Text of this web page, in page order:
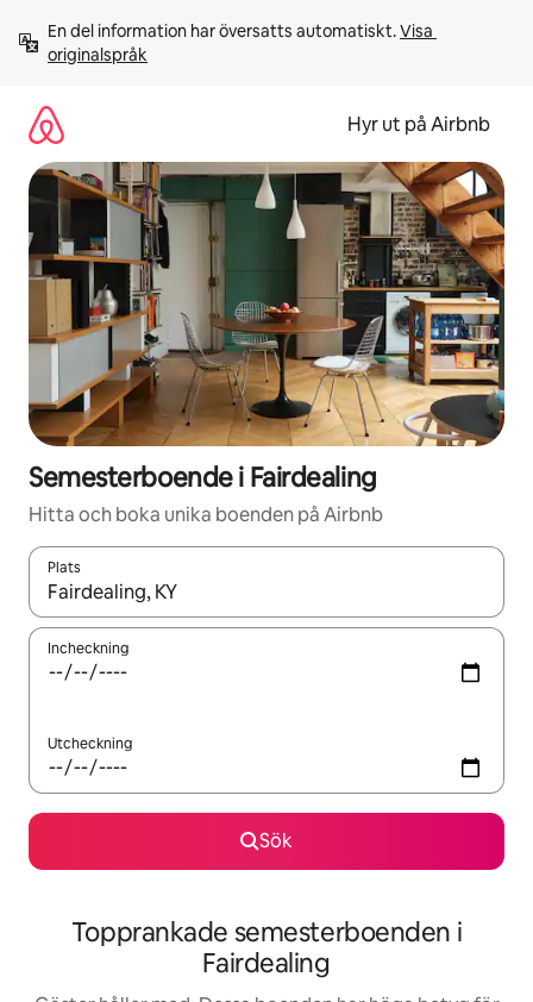
innehåll
En del information har översatts automatiskt. Visa
originalspråk
Hyr ut på Airbnb
Semesterboende i Fairdealing
Hitta och boka unika boenden på Airbnb
Plats
När resultaten är tillgängliga kan du navigera med upp- och
Incheckning
Utcheckning
Sök
Topprankade semesterboenden i
Fairdealing